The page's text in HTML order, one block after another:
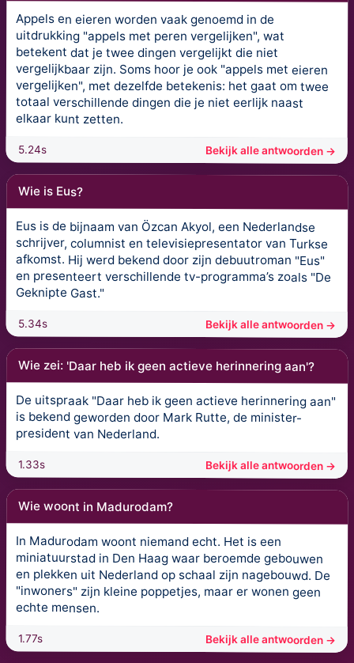
Appels en eieren worden vaak genoemd in de
uitdrukking "appels met peren vergelijken", wat
betekent dat je twee dingen vergelijkt die niet
vergelijkbaar zijn. Soms hoor je ook "appels met eieren
vergelijken", met dezelfde betekenis: het gaat om twee
totaal verschillende dingen die je niet eerlijk naast
elkaar kunt zetten.
5.24s Bekijk alle antwoorden →
Wie is Eus?
Eus is de bijnaam van Özcan Akyol, een Nederlandse
schrijver, columnist en televisiepresentator van Turkse
afkomst. Hij werd bekend door zijn debuutroman "Eus"
en presenteert verschillende tv-programma’s zoals "De
Geknipte Gast."
5.34s Bekijk alle antwoorden →
Wie zei: 'Daar heb ik geen actieve herinnering aan'?
De uitspraak "Daar heb ik geen actieve herinnering aan"
is bekend geworden door Mark Rutte, de minister-
president van Nederland.
1.33s Bekijk alle antwoorden →
Wie woont in Madurodam?
In Madurodam woont niemand echt. Het is een
miniatuurstad in Den Haag waar beroemde gebouwen
en plekken uit Nederland op schaal zijn nagebouwd. De
"inwoners" zijn kleine poppetjes, maar er wonen geen
echte mensen.
1.77s Bekijk alle antwoorden →